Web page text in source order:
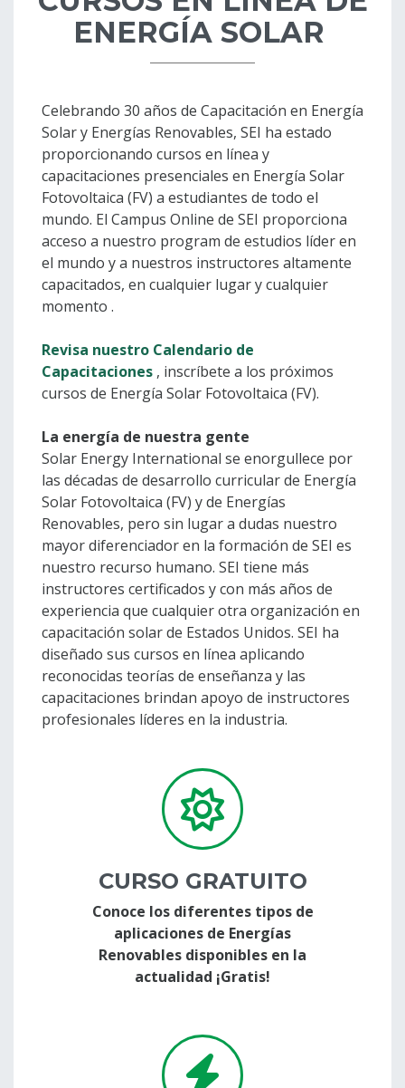
ENERGÍA SOLAR
Celebrando 30 años de Capacitación en Energía
Solar y Energías Renovables, SEI ha estado
proporcionando cursos en línea y
capacitaciones presenciales en Energía Solar
Fotovoltaica (FV) a estudiantes de todo el
mundo. El Campus Online de SEI proporciona
acceso a nuestro program de estudios líder en
el mundo y a nuestros instructores altamente
capacitados, en cualquier lugar y cualquier
momento .
Revisa nuestro Calendario de
Capacitaciones , inscríbete a los próximos
cursos de Energía Solar Fotovoltaica (FV).
La energía de nuestra gente
Solar Energy International se enorgullece por
las décadas de desarrollo curricular de Energía
Solar Fotovoltaica (FV) y de Energías
Renovables, pero sin lugar a dudas nuestro
mayor diferenciador en la formación de SEI es
nuestro recurso humano. SEI tiene más
instructores certificados y con más años de
experiencia que cualquier otra organización en
capacitación solar de Estados Unidos. SEI ha
diseñado sus cursos en línea aplicando
reconocidas teorías de enseñanza y las
capacitaciones brindan apoyo de instructores
profesionales líderes en la industria.
CURSO GRATUITO
Conoce los diferentes tipos de
aplicaciones de Energías
Renovables disponibles en la
actualidad ¡Gratis!